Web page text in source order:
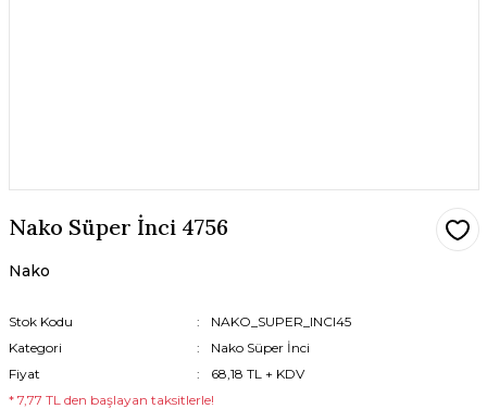
Nako Süper İnci 4756
Nako
Stok Kodu
NAKO_SUPER_INCI45
Kategori
Nako Süper İnci
Fiyat
68,18 TL + KDV
* 7,77 TL den başlayan taksitlerle!